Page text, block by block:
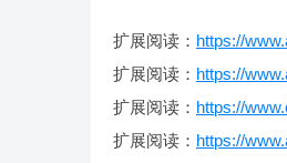
扩展阅读： https://
扩展阅读： https://
扩展阅读： https://
扩展阅读： https://